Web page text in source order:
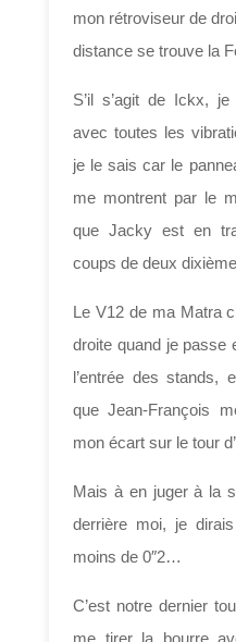
mon rétroviseur de
distance se trouve la
S’il s’agit de Ickx,
avec toutes les
je le sais car le
me montrent par le
que Jacky est en
coups de deux
Le V12 de ma Matra
droite quand je passe
l’entrée des stands,
que Jean-François
mon écart sur le tour
Mais à en juger à la
derrière moi, je
moins de 0″2…
C’est notre dernier
me tirer la bourre